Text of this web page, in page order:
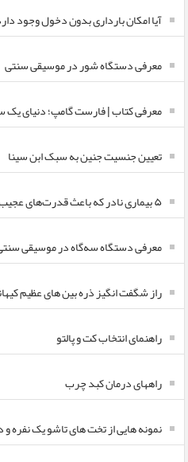
آیا امکان بارداری بدون دخول وجود
معرفی دستگاه شور در موسیقی سنتی
معرفی کتاب | فارست گامپ؛ دنیای
تعیین جنسیت جنین به سبک ابن سینا
۵ بیماری نادر که باعث قدرت‌های عجیب در انسان می‌شود!
معرفی دستگاه سه‌گاه در موسیقی
راز شگفت انگیز ذره بین های عظیم
راهنمای انتخاب کت و پالتو
راههای درمان کبد چرب
نمونه هایی از تخت های تاشو یک نفره و